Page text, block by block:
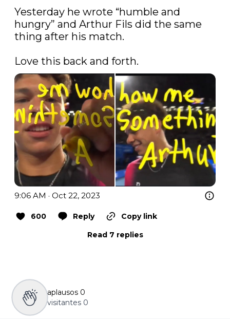
Yesterday he wrote “humble and
hungry” and Arthur Fils did the same
thing after his match.
Love this back and forth.
9:06 AM · Oct 22, 2023
600 Reply
Copy link
Read 7 replies
aplausos 0
visitantes 0